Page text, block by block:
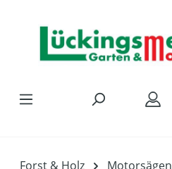
Forst & Holz Motorsägen